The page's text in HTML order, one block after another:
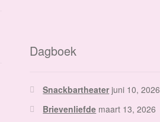
Dagboek
Snackbartheater juni 10, 2026
Brievenliefde maart 13, 2026